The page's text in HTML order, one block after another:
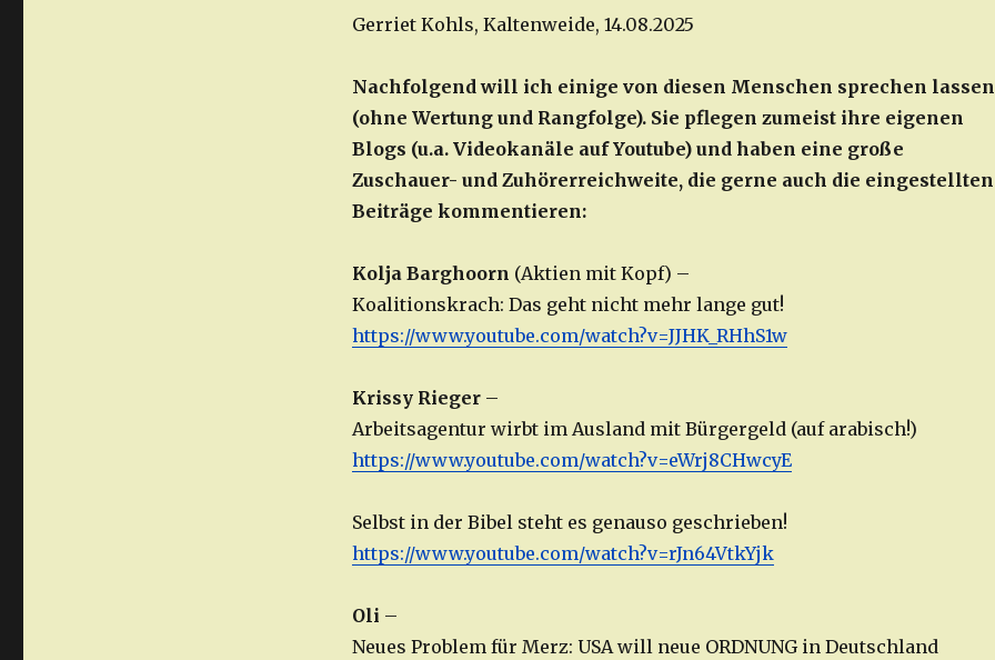
Gerriet Kohls, Kaltenweide, 14.08.2025
Nachfolgend will ich einige von diesen Menschen sprechen lassen
(ohne Wertung und Rangfolge). Sie pflegen zumeist ihre eigenen
Blogs (u.a. Videokanäle auf Youtube) und haben eine große
Zuschauer- und Zuhörerreichweite, die gerne auch die eingestellten
Beiträge kommentieren:
Kolja Barghoorn (Aktien mit Kopf) –
Koalitionskrach: Das geht nicht mehr lange gut!
https://www.youtube.com/watch?v=JJHK_RHhS1w
Krissy Rieger–
Arbeitsagentur wirbt im Ausland mit Bürgergeld (auf arabisch!)
https://www.youtube.com/watch?v=eWrj8CHwcyE
Selbst in der Bibel steht es genauso geschrieben!
https://www.youtube.com/watch?v=rJn64VtkYjk
Oli –
Neues Problem für Merz: USA will neue ORDNUNG in Deutschland